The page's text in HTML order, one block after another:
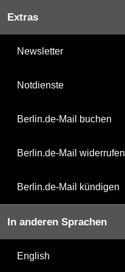
Extras
Newsletter
Notdienste
Berlin.de-Mail buchen
Berlin.de-Mail widerrufen
Berlin.de-Mail kündigen
In anderen Sprachen
English